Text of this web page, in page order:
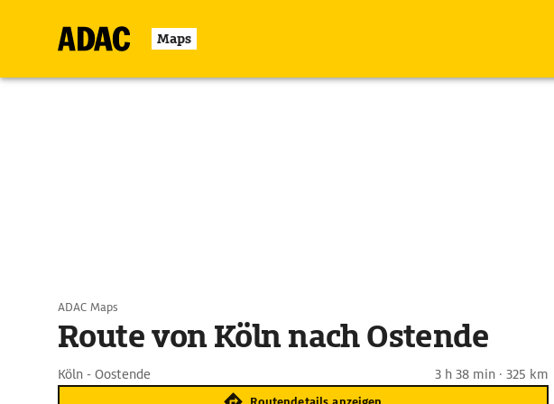
Maps
ADAC Maps
Route von Köln nach Ostende
Köln - Oostende 3 h 38 min · 325 km